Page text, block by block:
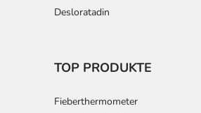
Desloratadin
TOP PRODUKTE
Fieberthermometer